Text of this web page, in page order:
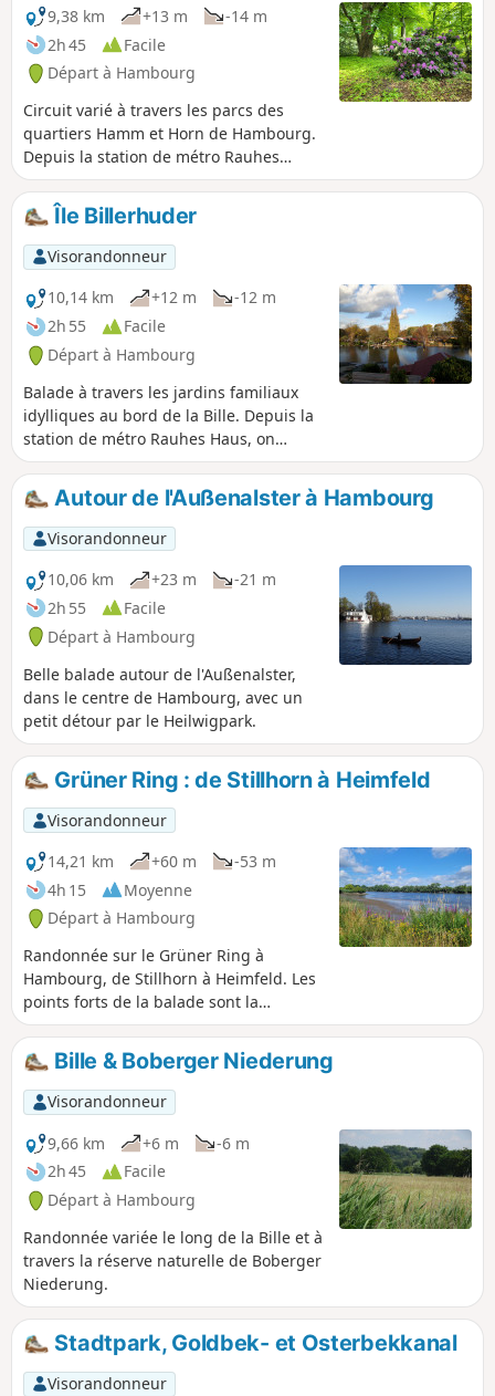
9,38 km
+13 m
-14 m
2h 45
Facile
Départ à Hambourg
Circuit varié à travers les parcs des
quartiers Hamm et Horn de Hambourg.
Depuis la station de métro Rauhes
Haus, on longe d'abord la voie ferrée
sur une bande verte jusqu'au Thörls
Park, puis on continue vers le joli
Hammer Park et enfin vers le Horner
Park en passant par le Blohms Park.
Île Billerhuder
Visorandonneur
10,14 km
+12 m
-12 m
2h 55
Facile
Départ à Hambourg
Balade à travers les jardins familiaux
idylliques au bord de la Bille. Depuis la
station de métro Rauhes Haus, on
traverse le Mittelkanal et le Südkanal
pour rejoindre l'île de Billerhuder, où se
trouve l'un des plus beaux jardins
familiaux de Hambourg, juste au bord
de la Bille. On continue ensuite à
travers d'autres jolis jardins familiaux
avant de revenir à la station de métro.
Autour de l'Außenalster à Hambourg
Visorandonneur
10,06 km
+23 m
-21 m
2h 55
Facile
Départ à Hambourg
Belle balade autour de l'Außenalster,
dans le centre de Hambourg, avec un
petit détour par le Heilwigpark.
Grüner Ring : de Stillhorn à Heimfeld
Visorandonneur
14,21 km
+60 m
-53 m
4h 15
Moyenne
Départ à Hambourg
Randonnée sur le Grüner Ring à
Hambourg, de Stillhorn à Heimfeld. Les
points forts de la balade sont la
Süderelbe, le parc municipal de
Harburg avec l'Außenmühlenteich et le
Meyers Park.
Bille & Boberger Niederung
Visorandonneur
9,66 km
+6 m
-6 m
2h 45
Facile
Départ à Hambourg
Randonnée variée le long de la Bille et à
travers la réserve naturelle de Boberger
Niederung.
Stadtpark, Goldbek- et Osterbekkanal
Visorandonneur